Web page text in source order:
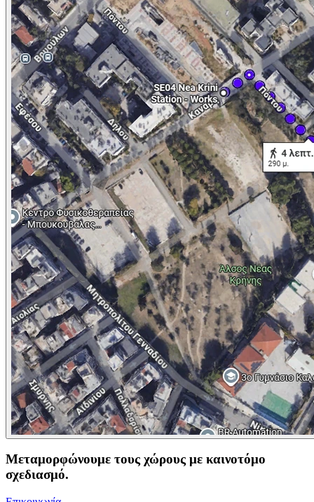
Μεταμορφώνουμε τους χώρους με καινοτόμο
σχεδιασμό.